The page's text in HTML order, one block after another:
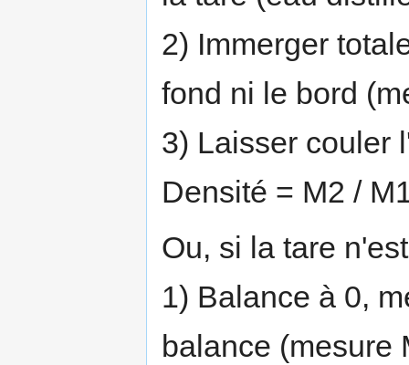
2) Immerger
fond ni le bord
3) Laisser couler
Densité = M2 /
Ou, si la tare
1) Balance à 0,
balance (mesure